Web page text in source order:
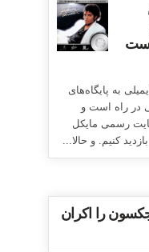
است
به پایگاه‌های
در راه است و
رسمی مایکل
کنیم. و حالا...
را اکران